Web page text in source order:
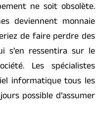
ne soit obsolète.
deviennent monnaie
de faire perdre des
s’en ressentira sur le
Les spécialistes
informatique tous les
possible d’assumer